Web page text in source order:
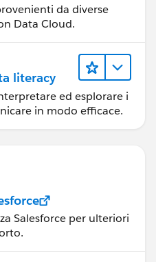
da diverse
Data Cloud.
literacy
ed esplorare i
in modo efficace.
Salesforce per ulteriori